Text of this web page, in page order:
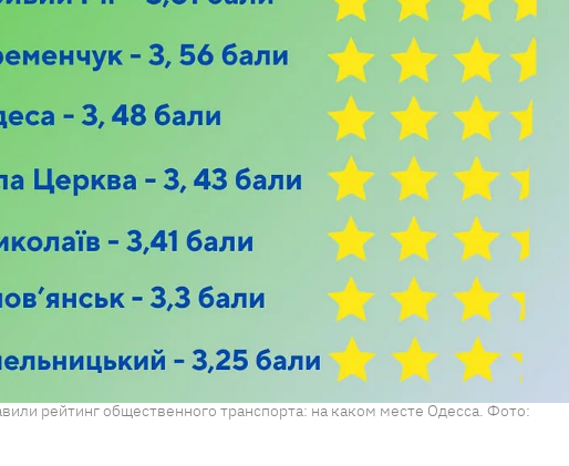
рейтинг общественного транспорта: на каком месте Одесса. Фото: